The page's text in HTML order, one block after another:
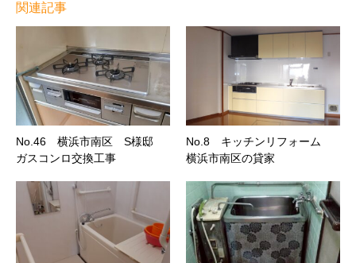
関連記事
No.46 横浜市南区 S様邸
ガスコンロ交換工事
No.8 キッチンリフォーム
横浜市南区の貸家